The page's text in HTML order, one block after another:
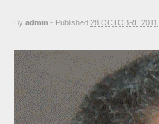
By admin · Published 28 OCTOBRE 2011